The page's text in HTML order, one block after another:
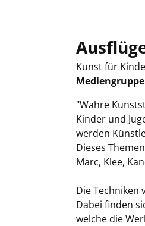
Kunst für
"Wahre
Kinder und
werden
Dieses
Marc, Klee,
Die Techniken
Dabei finden
welche die